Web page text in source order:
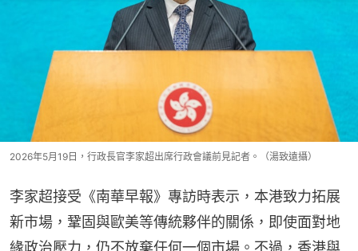
2026年5月19日，行政長官李家超出席行政會議前見記者。（湯致遠攝）
李家超接受《南華早報》專訪時表示，本港致力拓展
新市場，鞏固與歐美等傳統夥伴的關係，即使面對地
緣政治壓力，仍不放棄任何一個市場。不過，香港與